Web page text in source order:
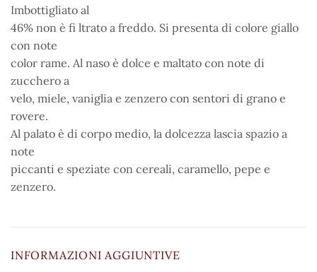
Imbottigliato al
46% non è fi ltrato a freddo. Si presenta di colore giallo
con note
color rame. Al naso è dolce e maltato con note di
zucchero a
velo, miele, vaniglia e zenzero con sentori di grano e
rovere.
Al palato è di corpo medio, la dolcezza lascia spazio a
note
piccanti e speziate con cereali, caramello, pepe e
zenzero.
INFORMAZIONI AGGIUNTIVE